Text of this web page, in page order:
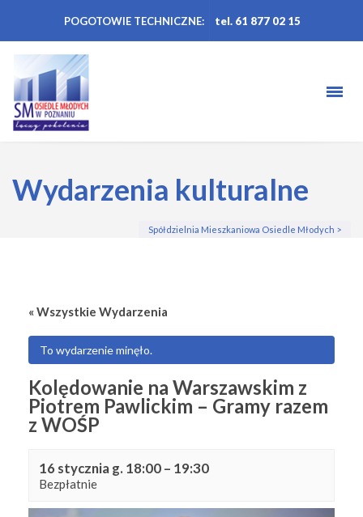
POGOTOWIE TECHNICZNE: tel. 61 877 02 15
Wydarzenia kulturalne
Spółdzielnia Mieszkaniowa Osiedle Młodych >
« Wszystkie Wydarzenia
To wydarzenie minęło.
Kolędowanie na Warszawskim z
Piotrem Pawlickim – Gramy razem
z WOŚP
16 stycznia g. 18:00– 19:30
Bezpłatnie